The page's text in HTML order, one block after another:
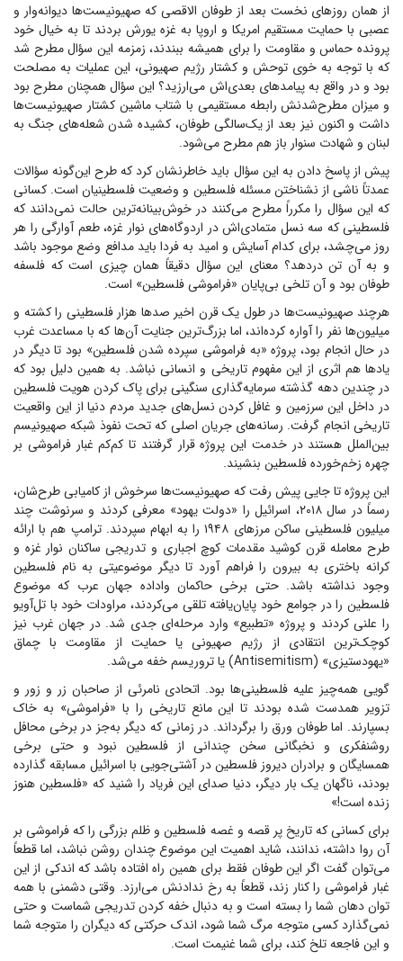
از همان روز‌های نخست بعد از طوفان الاقصی که صهیونیست‌ها دیوانه‌وار و
عصبی با حمایت مستقیم امریکا و اروپا به غزه یورش بردند تا به خیال خود
پرونده حماس و مقاومت را برای همیشه ببندند، زمزمه این سؤال مطرح شد
که با توجه به خوی توحش و کشتار رژیم صهیونی، این عملیات به مصلحت
بود و در واقع به پیامد‌های بعدی‌اش می‌ارزید؟ این سؤال همچنان مطرح بود
و میزان مطرح‌شدنش رابطه مستقیمی با شتاب ماشین کشتار صهیونیست‌ها
داشت و اکنون نیز بعد از یک‌سالگی طوفان، کشیده شدن شعله‌های جنگ به
لبنان و شهادت سنوار باز هم مطرح می‌شود.
پیش از پاسخ دادن به این سؤال باید خاطرنشان کرد که طرح این‌گونه سؤالات
عمدتاً ناشی از نشناختن مسئله فلسطین و وضعیت فلسطینیان است. کسانی
که این سؤال را مکرراً مطرح می‌کنند در خوش‌بینانه‌ترین حالت نمی‌دانند که
فلسطینی که سه نسل متمادی‌اش در اردوگاه‌های نوار غزه، طعم آوارگی را هر
روز می‌چشد، برای کدام آسایش و امید به فردا باید مدافع وضع موجود باشد
و به آن تن دردهد؟ معنای این سؤال دقیقاً همان چیزی است که فلسفه
طوفان بود و آن تلخی بی‌پایان «فراموشی فلسطین» است.
هرچند صهیونیست‌ها در طول یک قرن اخیر صد‌ها هزار فلسطینی را کشته و
میلیون‌ها نفر را آواره کرده‌اند، اما بزرگ‌ترین جنایت آن‌ها که با مساعدت غرب
در حال انجام بود، پروژه «به فراموشی سپرده شدن فلسطین» بود تا دیگر در
یاد‌ها هم اثری از این مفهوم تاریخی و انسانی نباشد. به همین دلیل بود که
در چندین دهه گذشته سرمایه‌گذاری سنگینی برای پاک کردن هویت فلسطین
در داخل این سرزمین و غافل کردن نسل‌های جدید مردم دنیا از این واقعیت
تاریخی انجام گرفت. رسانه‌های جریان اصلی که تحت نفوذ شبکه صهیونیسم
بین‌الملل هستند در خدمت این پروژه قرار گرفتند تا کم‌کم غبار فراموشی بر
چهره زخم‌خورده فلسطین بنشیند.
این پروژه تا جایی پیش رفت که صهیونیست‌ها سرخوش از کامیابی طرح‌شان،
رسماً در سال ۲۰۱۸، اسرائیل را «دولت یهود» معرفی کردند و سرنوشت چند
میلیون فلسطینی ساکن مرز‌های ۱۹۴۸ را به ابهام سپردند. ترامپ هم با ارائه
طرح معامله قرن کوشید مقدمات کوچ اجباری و تدریجی ساکنان نوار غزه و
کرانه باختری به بیرون را فراهم آورد تا دیگر موضوعیتی به نام فلسطین
وجود نداشته باشد. حتی برخی حاکمان واداده جهان عرب که موضوع
فلسطین را در جوامع خود پایان‌یافته تلقی می‌کردند، مراودات خود با تل‌آویو
را علنی کردند و پروژه «تطبیع» وارد مرحله‌ای جدی شد. در جهان غرب نیز
کوچک‌ترین انتقادی از رژیم صهیونی یا حمایت از مقاومت با چماق
«یهودستیزی» (Antisemitism) یا تروریسم خفه می‌شد.
گویی همه‌چیز علیه فلسطینی‌ها بود. اتحادی نامرئی از صاحبان زر و زور و
تزویر همدست شده بودند تا این مانع تاریخی را با «فراموشی» به خاک
بسپارند. اما طوفان ورق را برگرداند. در زمانی که دیگر به‌جز در برخی محافل
روشنفکری و نخبگانی سخن چندانی از فلسطین نبود و حتی برخی
همسایگان و برادران دیروز فلسطین در آشتی‌جویی با اسرائیل مسابقه گذارده
بودند، ناگهان یک بار دیگر، دنیا صدای این فریاد را شنید که «فلسطین هنوز
زنده است!»
برای کسانی که تاریخ پر قصه و غصه فلسطین و ظلم بزرگی را که فراموشی بر
آن روا داشته، ندانند، شاید اهمیت این موضوع چندان روشن نباشد، اما قطعاً
می‌توان گفت اگر این طوفان فقط برای همین راه افتاده باشد که اندکی از این
غبار فراموشی را کنار زند، قطعاً به رخ ندادنش می‌ارزد. وقتی دشمنی با همه
توان دهان شما را بسته است و به دنبال خفه کردن تدریجی شماست و حتی
نمی‌گذارد کسی متوجه مرگ شما شود، اندک حرکتی که دیگران را متوجه شما
و این فاجعه تلخ کند، برای شما غنیمت است.